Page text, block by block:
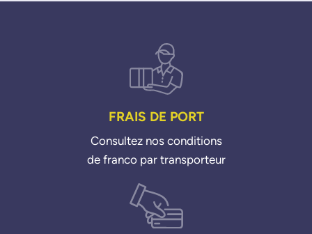
FRAIS DE PORT
Consultez nos conditions
de franco par transporteur